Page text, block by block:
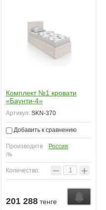
Комплект №1 кровати
«Баунти-4»
Артикул: SKN-370
Добавить к сравнению
Производите
ль
Россия
Количество: − +
201 288 тенге
Узнать о поступлении